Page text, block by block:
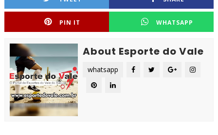
PIN IT WHATSAPP
About Esporte do Vale
whatsapp